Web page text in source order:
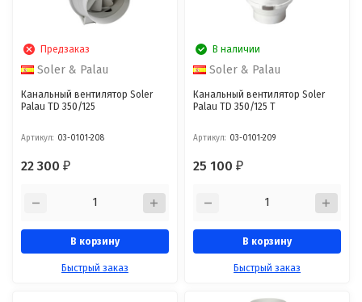
Предзаказ
Soler & Palau
Канальный вентилятор Soler
Palau TD 350/125
Артикул: 03-0101-208
22 300₽
В корзину
Быстрый заказ
В наличии
Soler & Palau
Канальный вентилятор Soler
Palau TD 350/125 T
Артикул: 03-0101-209
25 100₽
В корзину
Быстрый заказ